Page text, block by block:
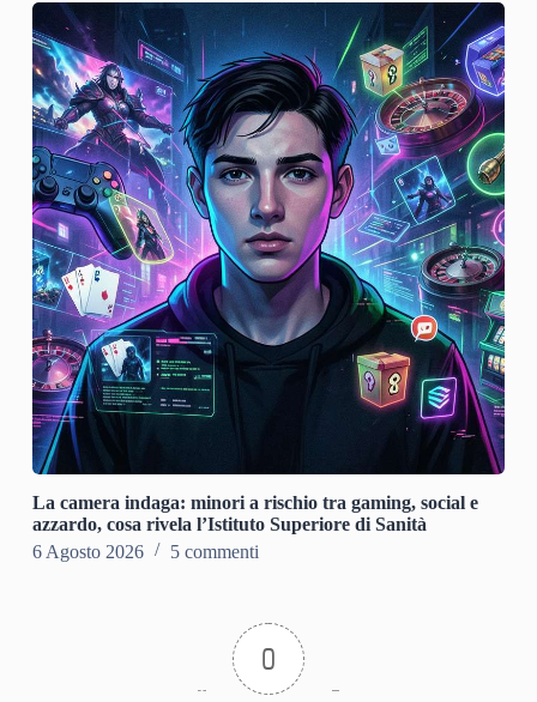
La camera indaga: minori a rischio tra gaming, social e
azzardo, cosa rivela l’Istituto Superiore di Sanità
6 Agosto 2026
5 commenti
0